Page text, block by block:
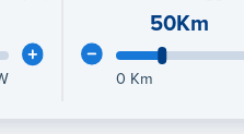
50Km
0 Km